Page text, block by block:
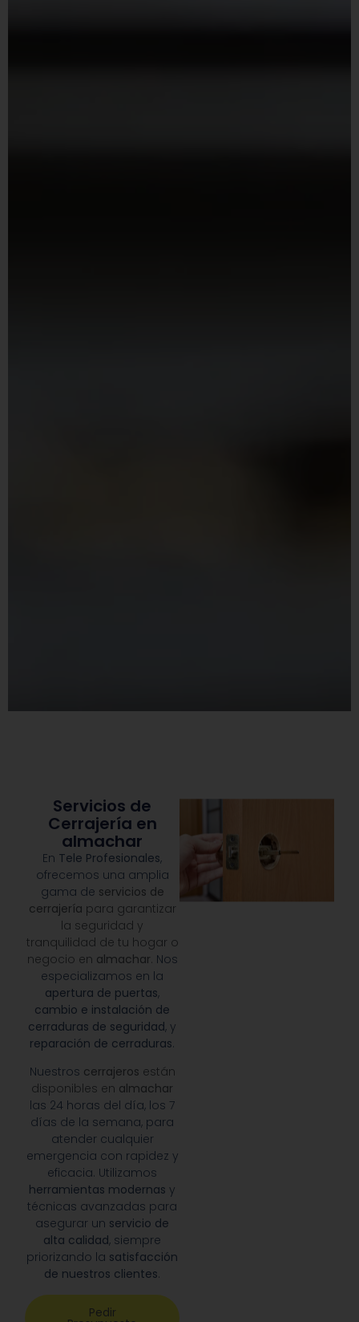
Servicios de
Cerrajería en
almachar
En Tele Profesionales,
ofrecemos una amplia
gama de servicios de
cerrajería para garantizar
la seguridad y
tranquilidad de tu hogar o
negocio en almachar. Nos
especializamos en la
apertura de puertas,
cambio e instalación de
cerraduras de seguridad, y
reparación de cerraduras.
Nuestros cerrajeros están
disponibles en almachar
las 24 horas del día, los 7
días de la semana, para
atender cualquier
emergencia con rapidez y
eficacia. Utilizamos
herramientas modernas y
técnicas avanzadas para
asegurar un servicio de
alta calidad, siempre
priorizando la satisfacción
de nuestros clientes.
Pedir